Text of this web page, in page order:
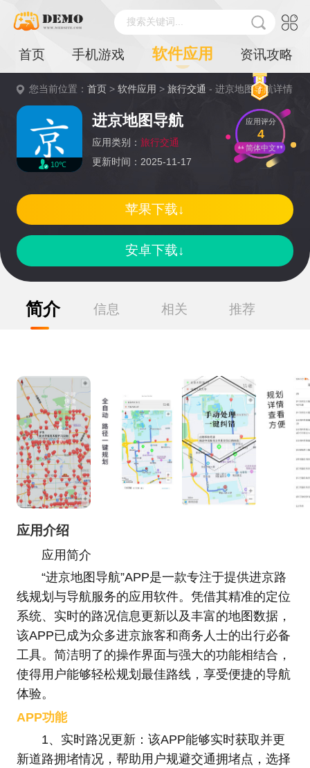
搜索关键词...
首页 手机游戏 软件应用 资讯攻略
您当前位置：首页 >软件应用 >旅行交通 - 进京地图导航详情
10℃
进京地图导航
应用类别： 旅行交通
更新时间：2025-11-17
应用评分
4
简体中文
安卓下载↓
苹果下载↓
简介 信息 相关 推荐
应用介绍
应用简介
“进京地图导航”APP是一款专注于提供进京路
线规划与导航服务的应用软件。凭借其精准的定位
系统、实时的路况信息更新以及丰富的地图数据，
该APP已成为众多进京旅客和商务人士的出行必备
工具。简洁明了的操作界面与强大的功能相结合，
使得用户能够轻松规划最佳路线，享受便捷的导航
体验。
APP功能
1、实时路况更新：该APP能够实时获取并更
新道路拥堵情况，帮助用户规避交通拥堵点，选择